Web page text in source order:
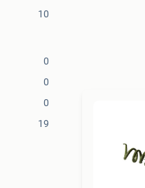
10
0
0
0
19